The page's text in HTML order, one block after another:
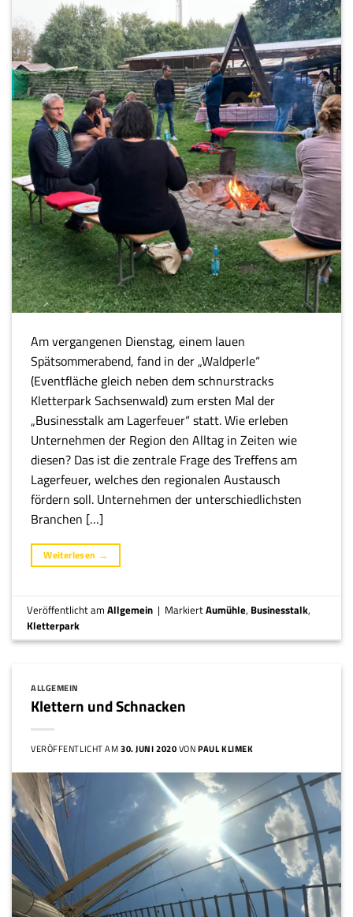
Am vergangenen Dienstag, einem lauen
Spätsommerabend, fand in der „Waldperle“
(Eventfläche gleich neben dem schnurstracks
Kletterpark Sachsenwald) zum ersten Mal der
„Businesstalk am Lagerfeuer“ statt. Wie erleben
Unternehmen der Region den Alltag in Zeiten wie
diesen? Das ist die zentrale Frage des Treffens am
Lagerfeuer, welches den regionalen Austausch
fördern soll. Unternehmen der unterschiedlichsten
Branchen […]
Weiterlesen →
Veröffentlicht amAllgemein | MarkiertAumühle, Businesstalk,
Kletterpark
ALLGEMEIN
Klettern und Schnacken
VERÖFFENTLICHT AM30. JUNI 2020VONPAUL KLIMEK